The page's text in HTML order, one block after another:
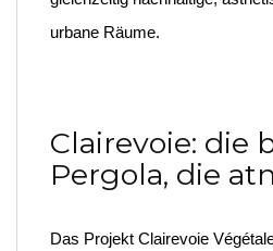
urbane Räume.
Clairevoie: die
Pergola, die
Das Projekt Clairevoie